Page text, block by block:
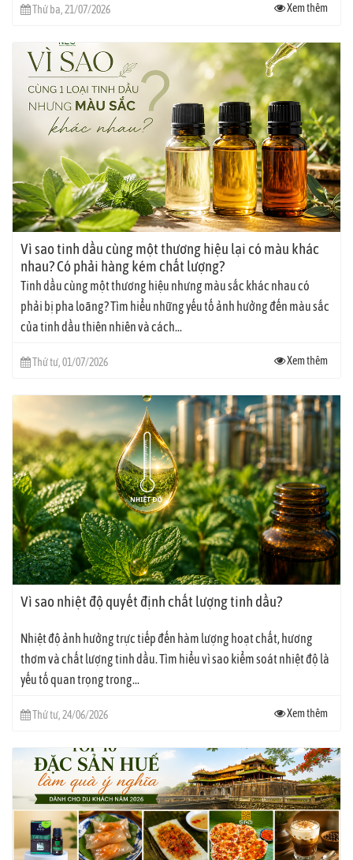
Thứ ba, 21/07/2026 Xem thêm
Vì sao tinh dầu cùng một thương hiệu lại có màu khác
nhau? Có phải hàng kém chất lượng?
Tinh dầu cùng một thương hiệu nhưng màu sắc khác nhau có
phải bị pha loãng? Tìm hiểu những yếu tố ảnh hưởng đến màu sắc
của tinh dầu thiên nhiên và cách...
Thứ tư, 01/07/2026 Xem thêm
Vì sao nhiệt độ quyết định chất lượng tinh dầu?
Nhiệt độ ảnh hưởng trực tiếp đến hàm lượng hoạt chất, hương
thơm và chất lượng tinh dầu. Tìm hiểu vì sao kiểm soát nhiệt độ là
yếu tố quan trọng trong...
Thứ tư, 24/06/2026 Xem thêm